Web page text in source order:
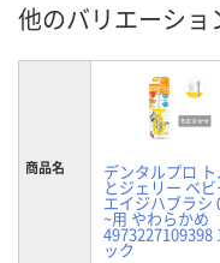
他のバリエーショ
商品名 デンタルプロ ト
とジェリー ベビ
エイジハブラシ
~用 やわらかめ
4973227109398
ック